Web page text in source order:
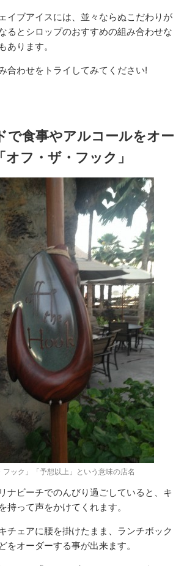
イブアイスには、並々ならぬこだわりが
るとシロップのおすすめの組み合わせな
あります。
合わせをトライしてみてください!
で食事やアルコールをオー
オフ・ザ・フック」
フック」「予想以上」という意味の店名
ナビーチでのんびり過ごしていると、キ
持って声をかけてくれます。
チェアに腰を掛けたまま、ランチボック
をオーダーする事が出来ます。